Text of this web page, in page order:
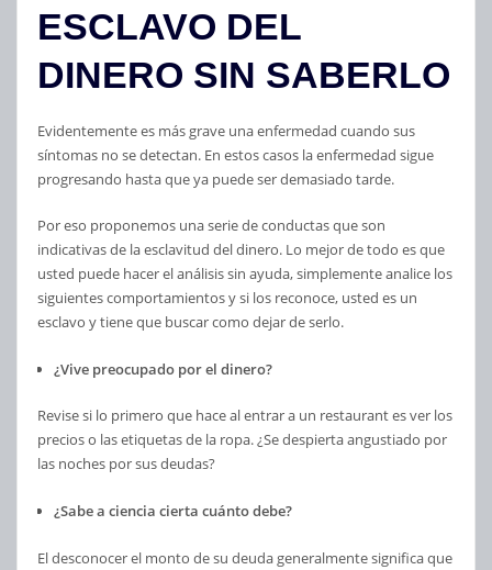
ESCLAVO DEL
DINERO SIN SABERLO
Evidentemente es más grave una enfermedad cuando sus
síntomas no se detectan. En estos casos la enfermedad sigue
progresando hasta que ya puede ser demasiado tarde.
Por eso proponemos una serie de conductas que son
indicativas de la esclavitud del dinero. Lo mejor de todo es que
usted puede hacer el análisis sin ayuda, simplemente analice los
siguientes comportamientos y si los reconoce, usted es un
esclavo y tiene que buscar como dejar de serlo.
¿Vive preocupado por el dinero?
Revise si lo primero que hace al entrar a un restaurant es ver los
precios o las etiquetas de la ropa. ¿Se despierta angustiado por
las noches por sus deudas?
¿Sabe a ciencia cierta cuánto debe?
El desconocer el monto de su deuda generalmente significa que